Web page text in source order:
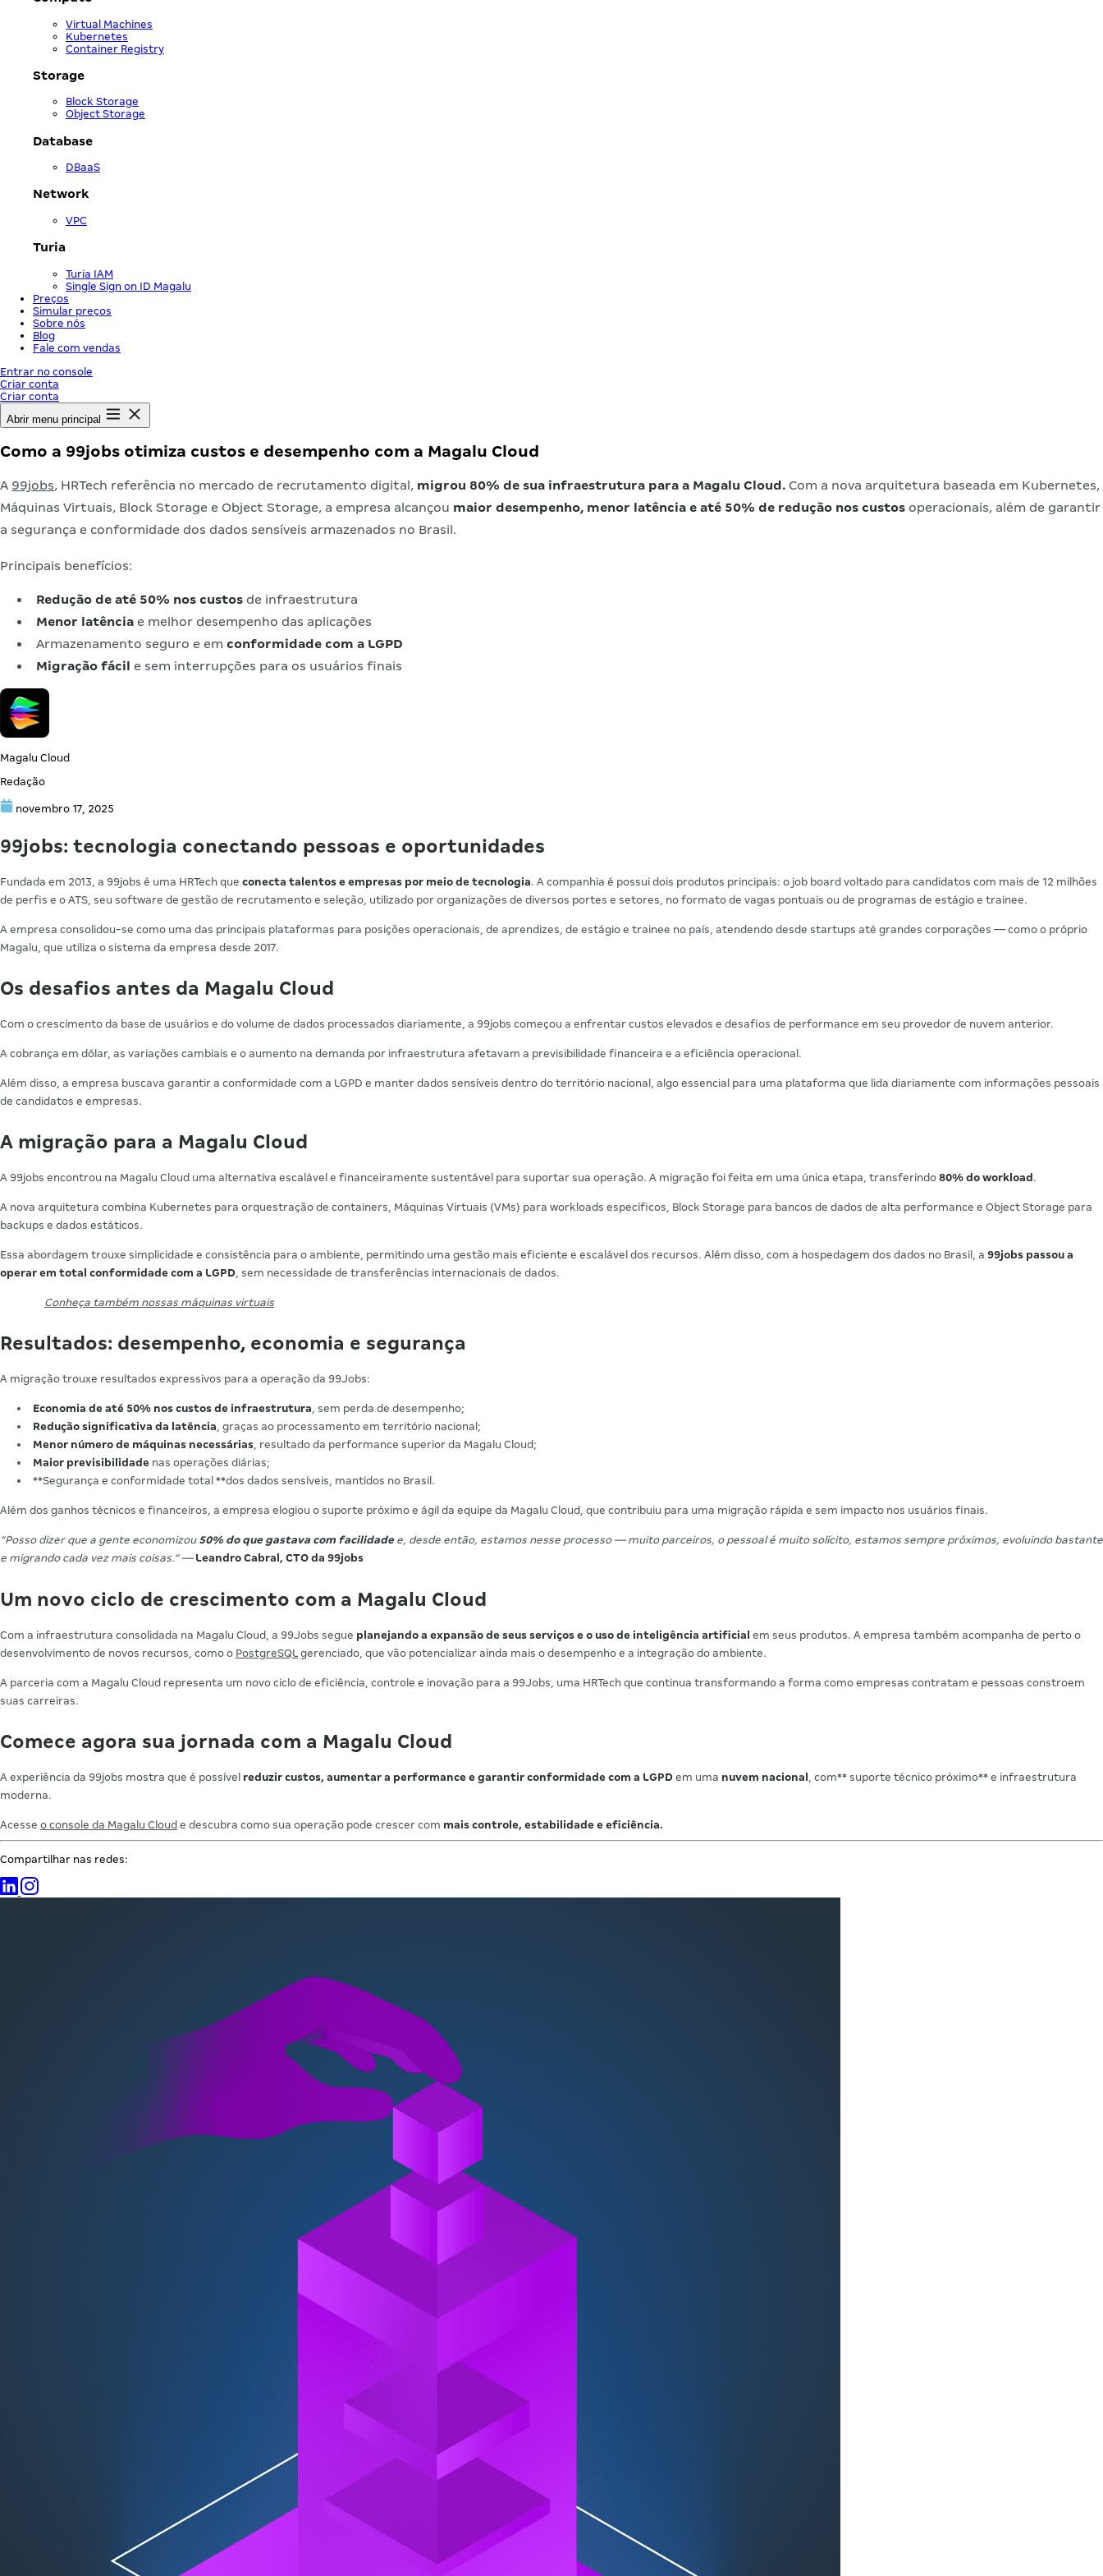
Virtual Machines
Kubernetes
Container Registry
Storage
Block Storage
Object Storage
Database
DBaaS
Network
VPC
Turia
Turia IAM
Single Sign on ID Magalu
Preços
Simular preços
Sobre nós
Blog
Fale com vendas
Entrar no console
Criar conta
Criar conta
Abrir menu principal
Como a 99jobs otimiza custos e desempenho com a Magalu Cloud
A 99jobs, HRTech referência no mercado de recrutamento digital, migrou 80% de sua infraestrutura para a Magalu Cloud. Com a nova arquitetura baseada em Kubernetes,
Máquinas Virtuais, Block Storage e Object Storage, a empresa alcançou maior desempenho, menor latência e até 50% de redução nos custos operacionais, além de garantir
a segurança e conformidade dos dados sensíveis armazenados no Brasil.
Principais benefícios:
Redução de até 50% nos custosde infraestrutura
Menor latênciae melhor desempenho das aplicações
Armazenamento seguro e em conformidade com a LGPD
Migração fácil e sem interrupções para os usuários finais
Magalu Cloud
Redação
novembro 17, 2025
99jobs: tecnologia conectando pessoas e oportunidades
Fundada em 2013, a 99jobs é uma HRTech que conecta talentos e empresas por meio de tecnologia. A companhia é possui dois produtos principais: o job board voltado para candidatos com mais de 12 milhões
de perfis e o ATS, seu software de gestão de recrutamento e seleção, utilizado por organizações de diversos portes e setores, no formato de vagas pontuais ou de programas de estágio e trainee.
A empresa consolidou-se como uma das principais plataformas para posições operacionais, de aprendizes, de estágio e trainee no país, atendendo desde startups até grandes corporações — como o próprio
Magalu, que utiliza o sistema da empresa desde 2017.
Os desafios antes da Magalu Cloud
Com o crescimento da base de usuários e do volume de dados processados diariamente, a 99jobs começou a enfrentar custos elevados e desafios de performance em seu provedor de nuvem anterior.
A cobrança em dólar, as variações cambiais e o aumento na demanda por infraestrutura afetavam a previsibilidade financeira e a eficiência operacional.
Além disso, a empresa buscava garantir a conformidade com a LGPD e manter dados sensíveis dentro do território nacional, algo essencial para uma plataforma que lida diariamente com informações pessoais
de candidatos e empresas.
A migração para a Magalu Cloud
A 99jobs encontrou na Magalu Cloud uma alternativa escalável e financeiramente sustentável para suportar sua operação. A migração foi feita em uma única etapa, transferindo 80% do workload .
A nova arquitetura combina Kubernetes para orquestração de containers, Máquinas Virtuais (VMs) para workloads específicos, Block Storage para bancos de dados de alta performance e Object Storage para
backups e dados estáticos.
Essa abordagem trouxe simplicidade e consistência para o ambiente, permitindo uma gestão mais eficiente e escalável dos recursos. Além disso, com a hospedagem dos dados no Brasil, a 99jobs passou a
operar em total conformidade com a LGPD, sem necessidade de transferências internacionais de dados.
Conheça também nossas máquinas virtuais
Resultados: desempenho, economia e segurança
A migração trouxe resultados expressivos para a operação da 99Jobs:
Economia de até 50% nos custos de infraestrutura, sem perda de desempenho;
Redução significativa da latência, graças ao processamento em território nacional;
Menor número de máquinas necessárias, resultado da performance superior da Magalu Cloud;
Maior previsibilidade nas operações diárias;
**Segurança e conformidade total **dos dados sensíveis, mantidos no Brasil.
Além dos ganhos técnicos e financeiros, a empresa elogiou o suporte próximo e ágil da equipe da Magalu Cloud, que contribuiu para uma migração rápida e sem impacto nos usuários finais.
“Posso dizer que a gente economizou 50% do que gastava com facilidade e, desde então, estamos nesse processo — muito parceiros, o pessoal é muito solícito, estamos sempre próximos, evoluindo bastante
e migrando cada vez mais coisas.” — Leandro Cabral, CTO da 99jobs
Um novo ciclo de crescimento com a Magalu Cloud
Com a infraestrutura consolidada na Magalu Cloud, a 99Jobs segue planejando a expansão de seus serviços e o uso de inteligência artificial em seus produtos. A empresa também acompanha de perto o
desenvolvimento de novos recursos, como o PostgreSQL gerenciado, que vão potencializar ainda mais o desempenho e a integração do ambiente.
A parceria com a Magalu Cloud representa um novo ciclo de eficiência, controle e inovação para a 99Jobs, uma HRTech que continua transformando a forma como empresas contratam e pessoas constroem
suas carreiras.
Comece agora sua jornada com a Magalu Cloud
A experiência da 99jobs mostra que é possível reduzir custos, aumentar a performance e garantir conformidade com a LGPD em uma nuvem nacional , com** suporte técnico próximo** e infraestrutura
moderna.
Acesse o console da Magalu Cloud e descubra como sua operação pode crescer com mais controle, estabilidade e eficiência.
Compartilhar nas redes: